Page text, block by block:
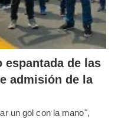
espantada de las
admisión de la
un gol con la mano",